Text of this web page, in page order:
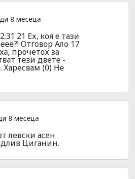
8 месеца
21 Ех, коя е тази
Отговор Ало 17
прочетох за
тези двете -
Харесвам (0) Не
8 месеца
левски асен
Циганин.